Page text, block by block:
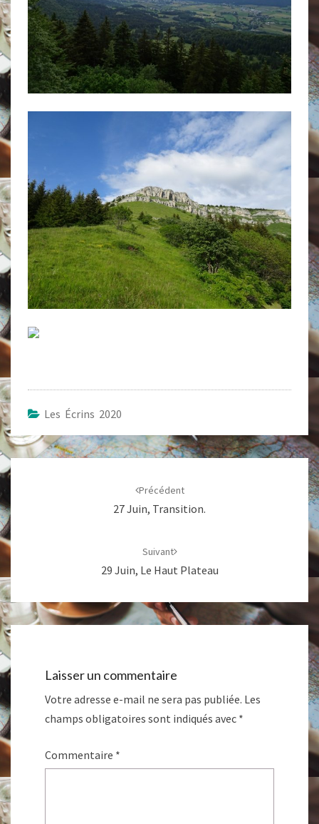
Les Écrins 2020
Navigation
Précédent
27 Juin, Transition.
Suivant
29 Juin, Le Haut Plateau
Laisser un commentaire
Votre adresse e-mail ne sera pas publiée. Les
champs obligatoires sont indiqués avec *
Commentaire *